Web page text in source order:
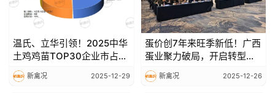
温氏、立华引领！2025中华
土鸡鸡苗TOP30企业市占率
超90%，华南、华东成种源
核心区
新禽况 2025-12-29
蛋价创7年来旺季新低！广西
蛋业聚力破局，开启转型新
篇章
新禽况 2025-12-26